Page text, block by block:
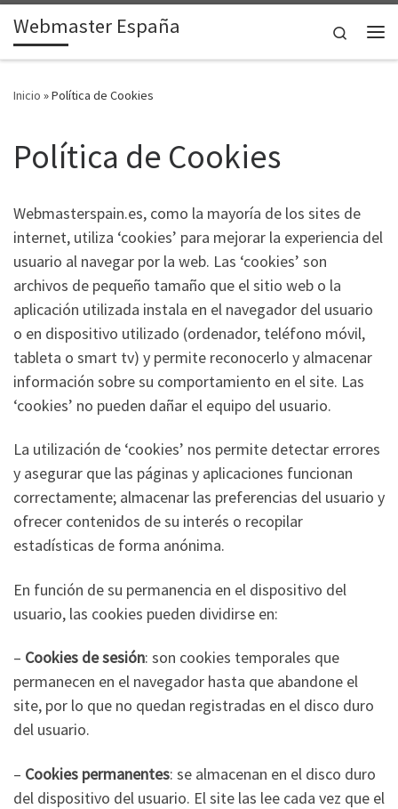
Saltar al contenido
Webmaster España
Search
Inicio »Política de Cookies
Política de Cookies
Webmasterspain.es, como la mayoría de los sites de
internet, utiliza ‘cookies’ para mejorar la experiencia del
usuario al navegar por la web. Las ‘cookies’ son
archivos de pequeño tamaño que el sitio web o la
aplicación utilizada instala en el navegador del usuario
o en dispositivo utilizado (ordenador, teléfono móvil,
tableta o smart tv) y permite reconocerlo y almacenar
información sobre su comportamiento en el site. Las
‘cookies’ no pueden dañar el equipo del usuario.
La utilización de ‘cookies’ nos permite detectar errores
y asegurar que las páginas y aplicaciones funcionan
correctamente; almacenar las preferencias del usuario y
ofrecer contenidos de su interés o recopilar
estadísticas de forma anónima.
En función de su permanencia en el dispositivo del
usuario, las cookies pueden dividirse en:
– Cookies de sesión: son cookies temporales que
permanecen en el navegador hasta que abandone el
site, por lo que no quedan registradas en el disco duro
del usuario.
– Cookies permanentes: se almacenan en el disco duro
del dispositivo del usuario. El site las lee cada vez que el